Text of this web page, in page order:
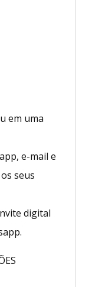
em uma
e-mail e
seus
digital